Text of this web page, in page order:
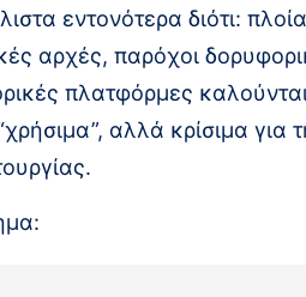
εντονότερα διότι:
αρχές, παρόχοι
πλατφόρμες
αλλά κρίσιμα για